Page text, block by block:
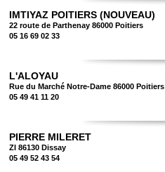
IMTIYAZ POITIERS (NOUVEAU)
22 route de Parthenay 86000 Poitiers
05 16 69 02 33
L'ALOYAU
Rue du Marché Notre-Dame 86000 Poitiers
05 49 41 11 20
PIERRE MILERET
ZI 86130 Dissay
05 49 52 43 54